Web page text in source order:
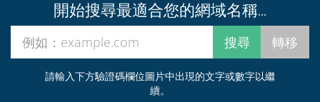
開始搜尋最適合您的網域名稱...
請輸入下方驗證碼欄位圖片中出現的文字或數字以繼
續。